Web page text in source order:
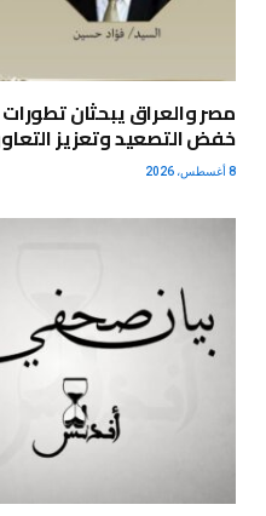
مصر والعراق يبحثان
خفض التصعيد وتعزيز
8 أغسطس، 2026